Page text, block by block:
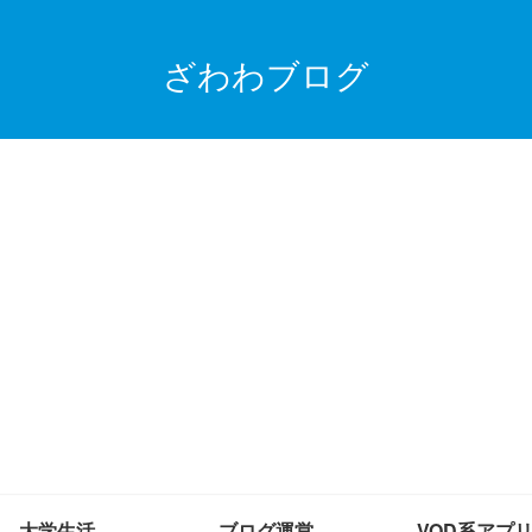
ざわわブログ